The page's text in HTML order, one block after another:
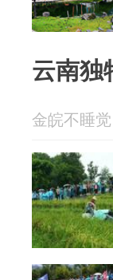
云南独
金皖不睡